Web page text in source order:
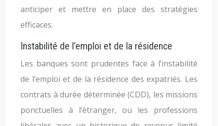
anticiper et mettre en place des stratégies
efficaces.
Instabilité de l’emploi et de la résidence
Les banques sont prudentes face à l’instabilité
de l’emploi et de la résidence des expatriés. Les
contrats à durée déterminée (CDD), les missions
ponctuelles à l’étranger, ou les professions